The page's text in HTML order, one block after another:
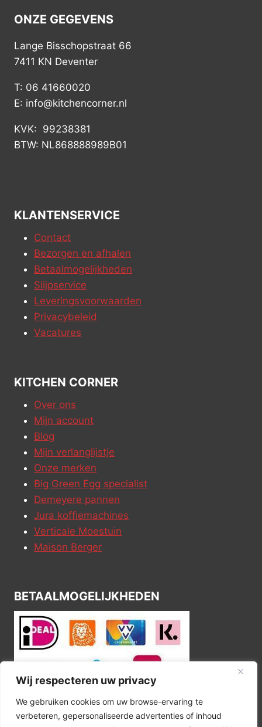
Wij respecteren uw privacy
We gebruiken cookies om uw browse-ervaring te
verbeteren, gepersonaliseerde advertenties of inhoud
ONZE GEGEVENS
Lange Bisschopstraat 66
7411 KN Deventer
T: 06 41660020
E: info@kitchencorner.nl
KVK: 99238381
BTW: NL868888989B01
KLANTENSERVICE
Contact
Bezorgen en afhalen
Betaalmogelijkheden
Slijpservice
Leveringsvoorwaarden
Privacybeleid
Vacatures
KITCHEN CORNER
Over ons
Mijn account
Blog
Mijn verlanglijstje
Onze merken
Big Green Egg specialist
Demeyere pannen
Jura koffiemachines
Verticale Moestuin
Maison Berger
BETAALMOGELIJKHEDEN